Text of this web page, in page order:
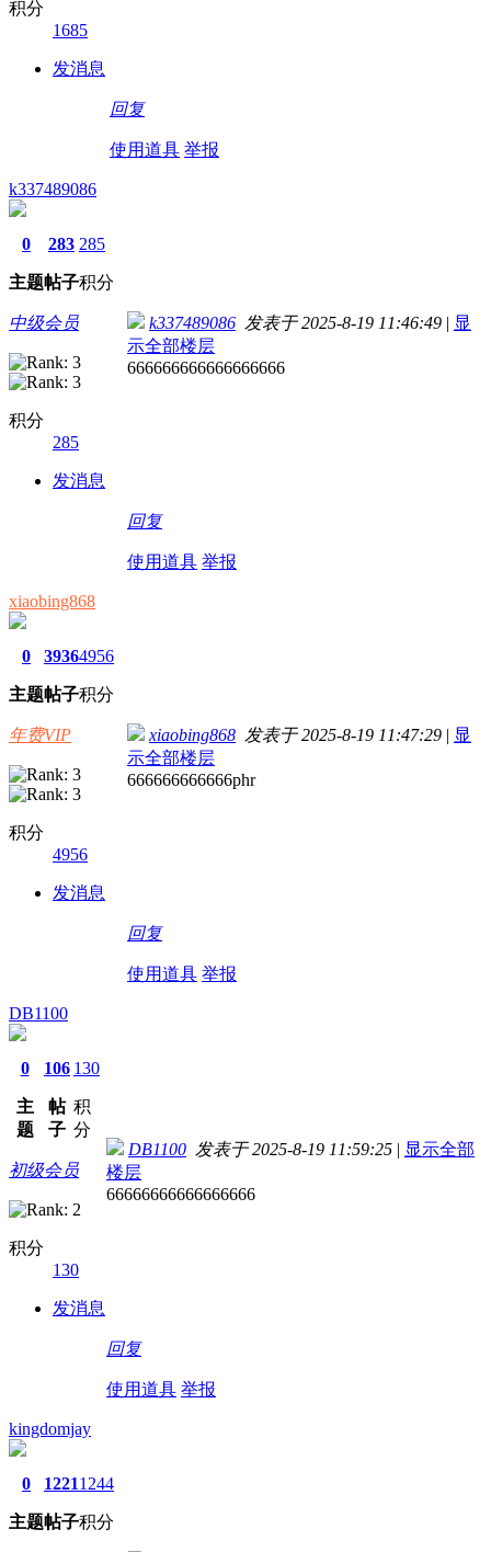
积分
1685
发消息
回复
使用道具 举报
k337489086
0
主题
283
帖子
285
积分
中级会员
积分
285
发消息
k337489086 发表于 2025-8-19 11:46:49 | 显
示全部楼层
666666666666666666
回复
使用道具 举报
xiaobing868
0
主题
3936
帖子
4956
积分
年费VIP
积分
4956
发消息
xiaobing868 发表于 2025-8-19 11:47:29 | 显
示全部楼层
666666666666phr
回复
使用道具 举报
DB1100
0
主
题
106
帖
子
130
积
分
初级会员
积分
130
发消息
DB1100 发表于 2025-8-19 11:59:25 | 显示全部
楼层
66666666666666666
回复
使用道具 举报
kingdomjay
0
主题
1221
帖子
1244
积分